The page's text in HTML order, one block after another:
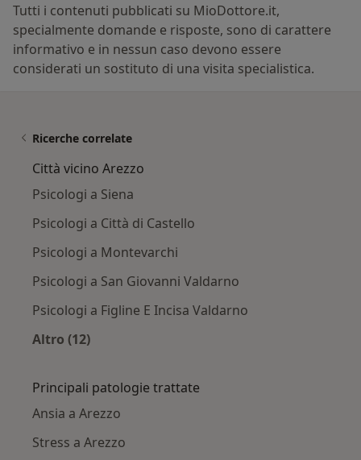
Tutti i contenuti pubblicati su MioDottore.it,
specialmente domande e risposte, sono di carattere
informativo e in nessun caso devono essere
considerati un sostituto di una visita specialistica.
Ricerche correlate
Città vicino Arezzo
Psicologi a Siena
Psicologi a Città di Castello
Psicologi a Montevarchi
Psicologi a San Giovanni Valdarno
Psicologi a Figline E Incisa Valdarno
Altro (12)
Principali patologie trattate
Ansia a Arezzo
Stress a Arezzo